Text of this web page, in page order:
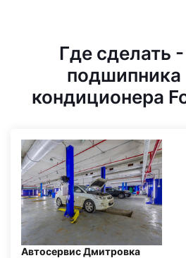
Где сделать
подшипника
кондиционера
Автосервис Дмитровка